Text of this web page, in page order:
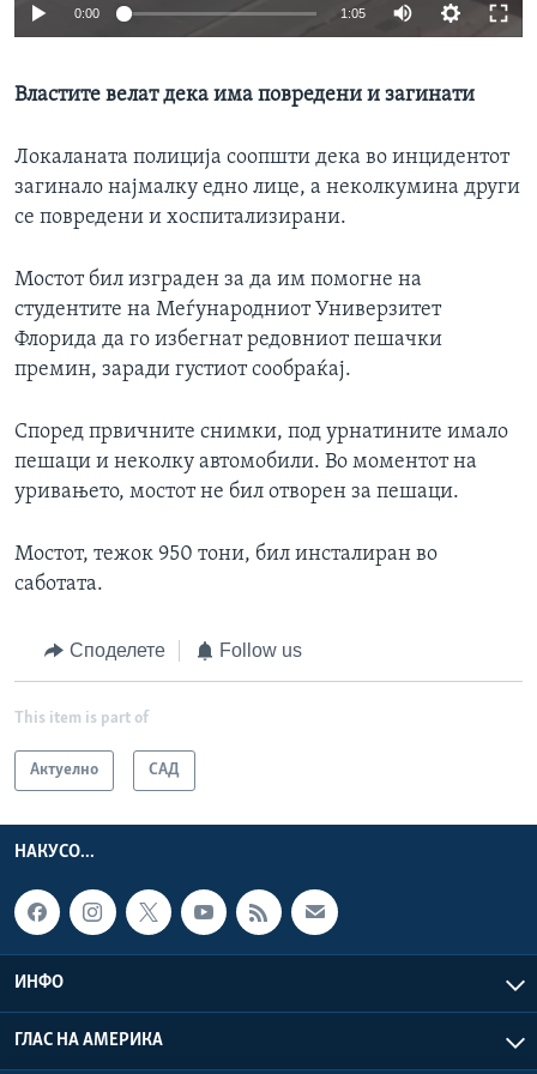
ИНТЕРВЈУА
0:00 1:05
Властите велат дека има повредени и загинати
Локаланата полиција соопшти дека во инцидентот
загинало најмалку едно лице, а неколкумина други
се повредени и хоспитализирани.
Мостот бил изграден за да им помогне на
студентите на Меѓународниот Универзитет
Флорида да го избегнат редовниот пешачки
премин, заради густиот сообраќај.
Според првичните снимки, под урнатините имало
пешаци и неколку автомобили. Во моментот на
уривањето, мостот не бил отворен за пешаци.
Мостот, тежок 950 тони, бил инсталиран во
саботата.
Споделете Follow us
This item is part of
Актуелно САД
НАКУСО...
ИНФО
ГЛАС НА АМЕРИКА